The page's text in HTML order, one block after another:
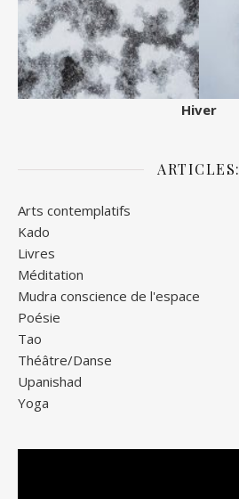
Hiver
ARTICLES:
Arts contemplatifs
Kado
Livres
Méditation
Mudra conscience de l'espace
Poésie
Tao
Théâtre/Danse
Upanishad
Yoga